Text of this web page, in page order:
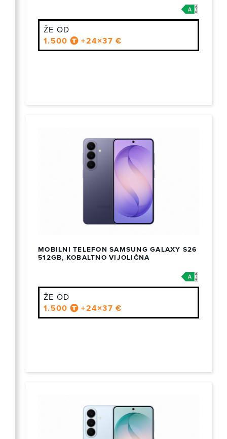
ŽE OD
1.500
+24×37 €
MOBILNI TELEFON SAMSUNG GALAXY S26
512GB, KOBALTNO VIJOLIČNA
ŽE OD
1.500
+24×37 €